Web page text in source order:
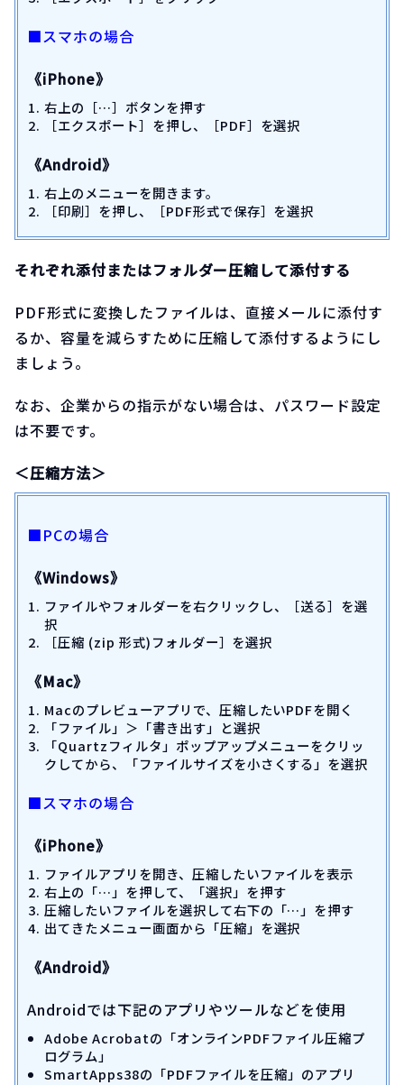
■スマホの場合
《iPhone》
右上の［…］ボタンを押す
［エクスポート］を押し、［PDF］を選択
《Android》
右上のメニューを開きます。
［印刷］を押し、［PDF形式で保存］を選択
それぞれ添付またはフォルダー圧縮して添付する
PDF形式に変換したファイルは、直接メールに添付す
るか、容量を減らすために圧縮して添付するようにし
ましょう。
なお、企業からの指示がない場合は、パスワード設定
は不要です。
＜圧縮方法＞
■PCの場合
《Windows》
ファイルやフォルダーを右クリックし、［送る］を選
択
［圧縮 (zip 形式)フォルダー］を選択
《Mac》
Macのプレビューアプリで、圧縮したいPDFを開く
「ファイル」＞「書き出す」と選択
「Quartzフィルタ」ポップアップメニューをクリッ
クしてから、「ファイルサイズを小さくする」を選択
■スマホの場合
《iPhone》
ファイルアプリを開き、圧縮したいファイルを表示
右上の「…」を押して、「選択」を押す
圧縮したいファイルを選択して右下の「…」を押す
出てきたメニュー画面から「圧縮」を選択
《Android》
Androidでは下記のアプリやツールなどを使用
Adobe Acrobatの「オンラインPDFファイル圧縮プ
ログラム」
SmartApps38の「PDFファイルを圧縮」のアプリ